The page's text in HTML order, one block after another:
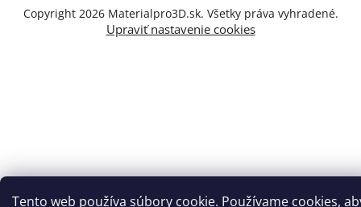
Tento web používa súbory cookie. Používame cookies,
Copyright 2026 Materialpro3D.sk. Všetky práva vyhradené.
Upraviť nastavenie cookies